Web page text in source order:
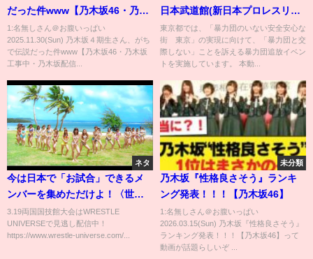
だった件www【乃木坂46・乃木
坂工事中・乃木坂配信中】
1:名無しさん＠お腹いっぱい
2025.11.30(Sun) 乃木坂４期生さん、がち
で伝説だった件www【乃木坂46・乃木坂
工事中・乃木坂配信...
日本武道館(新日本プロレスリン
グとの暴力団追放イベント)
東京都では、「暴力団のいない安全安心な
街 東京」の実現に向けて、「暴力団と交
際しない」ことを訴える暴力団追放イベン
トを実施しています。 本動...
ネタ
今は日本で「お試合」できるメ
ンバーを集めただけよ！〈世界
中にたくさんいる〉メンバーっ
て誰なの?!3.19両国国技館試合
後コメント｜東京女子プロレス
3.19両国国技館大会はWRESTLE
UNIVERSEで見逃し配信中！
https://www.wrestle-universe.com/...
未分類
乃木坂『性格良さそう』ランキ
ング発表！！！【乃木坂46】
1:名無しさん＠お腹いっぱい
2026.03.15(Sun) 乃木坂『性格良さそう』
ランキング発表！！！【乃木坂46】って
動画が話題らしいぞ ...